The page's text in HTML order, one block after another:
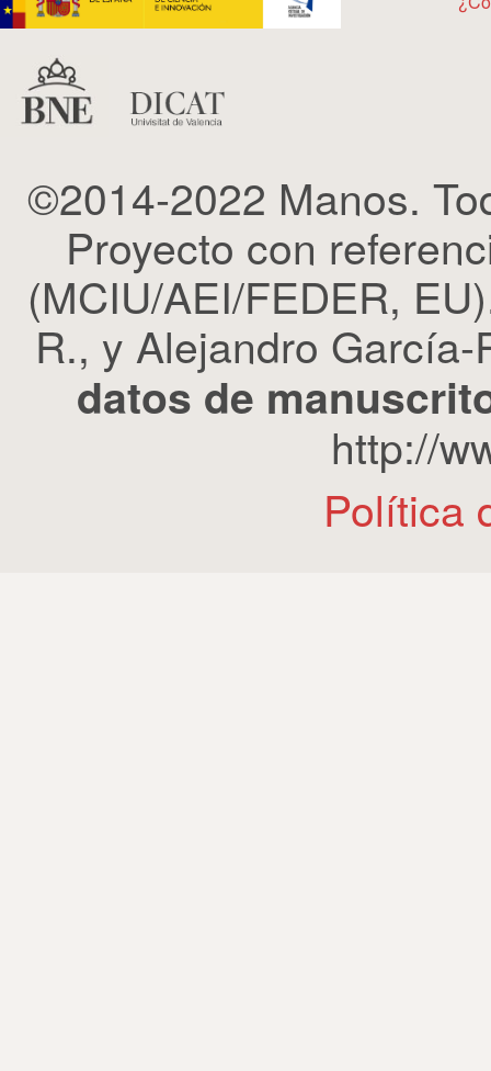
©2014-2022 Manos.
Proyecto con
(MCIU/AEI/FEDER,
R., y Alejandro
datos de
http://
Política